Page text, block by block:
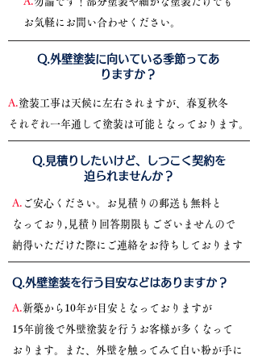
お気軽にお問い合わせください。
​Q.外壁塗装に向いている季節ってあ
りますか？
A.塗装工事は天候に左右されますが、春夏秋冬
それぞれ一年通して塗装は可能となっております。
​Q.見積りしたいけど、しつこく契約を
迫られませんか？
A. ご安心ください。お見積りの郵送も無料と
なっており,見積り回答期限もございませんので
納得いただけた際にご連絡をお待ちしております
​Q.外壁塗装を行う目安などはありますか？
A.新築から10年が目安となっておりますが
15年前後で外壁塗装を行うお客様が多くなって
おります。また、外壁を触ってみて白い粉が手に